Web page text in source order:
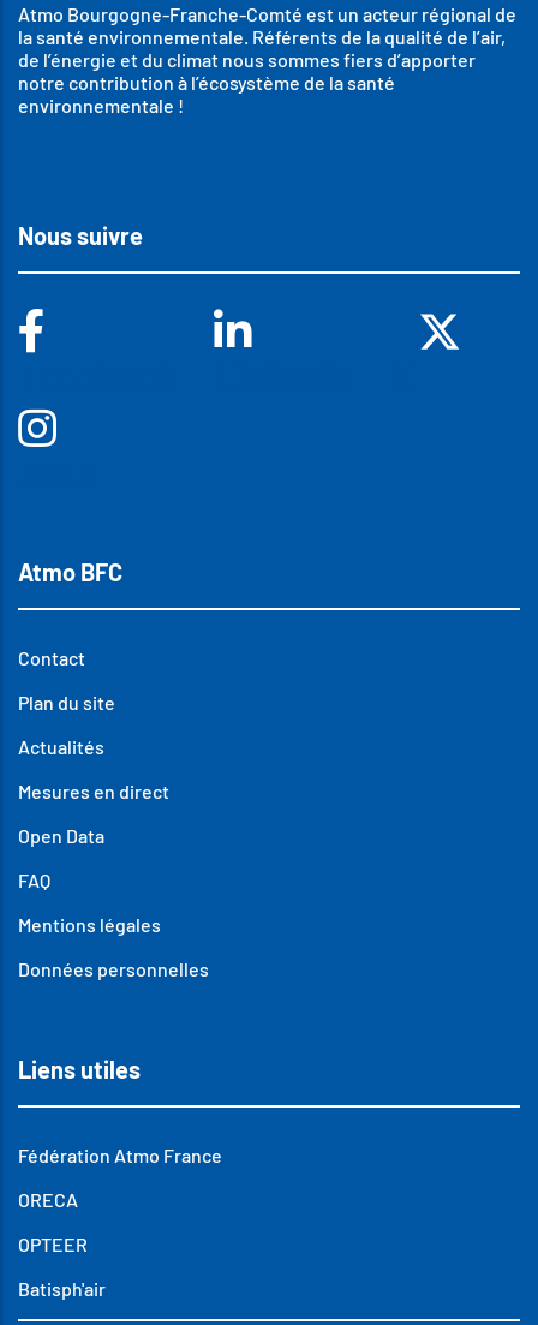
Atmo Bourgogne-Franche-Comté est un acteur régional de
la santé environnementale. Référents de la qualité de l’air,
de l’énergie et du climat nous sommes fiers d’apporter
notre contribution à l’écosystème de la santé
environnementale !
Nous suivre
Atmo BFC
Contact
Plan du site
Actualités
Mesures en direct
Open Data
FAQ
Mentions légales
Données personnelles
Liens utiles
Fédération Atmo France
ORECA
OPTEER
Batisph'air